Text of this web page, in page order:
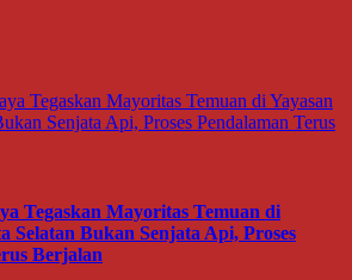
Tegaskan Mayoritas Temuan di
Selatan Bukan Senjata Api, Proses
Berjalan